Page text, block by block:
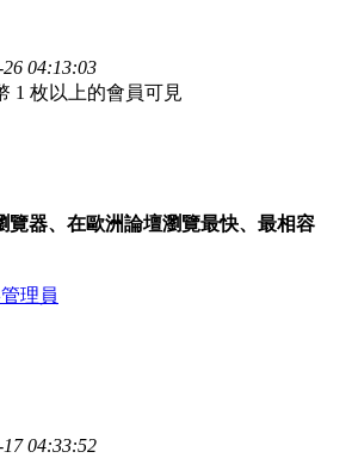
04:13:03
1 枚以上的會員可見
覽器、在歐洲論壇瀏覽最快、最相容
理員
04:33:52